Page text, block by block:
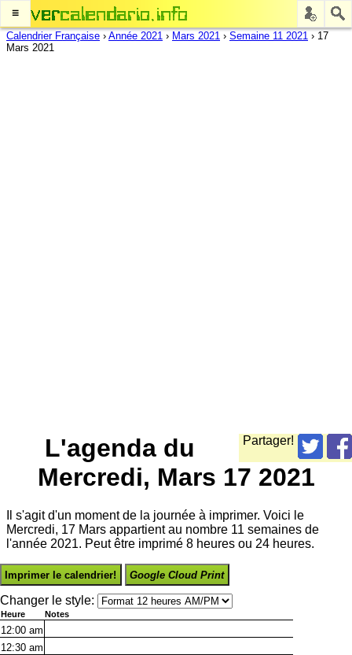
≡
Calendrier Française › Année 2021 › Mars 2021 › Semaine 11 2021 › 17
Mars 2021
Partager!
L'agenda du
Mercredi, Mars 17 2021
Il s'agit d'un moment de la journée à imprimer. Voici le
Mercredi, 17 Mars appartient au nombre 11 semaines de
l'année 2021. Peut être imprimé 8 heures ou 24 heures.
Imprimer le calendrier! Google Cloud Print
Changer le style:
Heure Notes
12:00 am
12:30 am